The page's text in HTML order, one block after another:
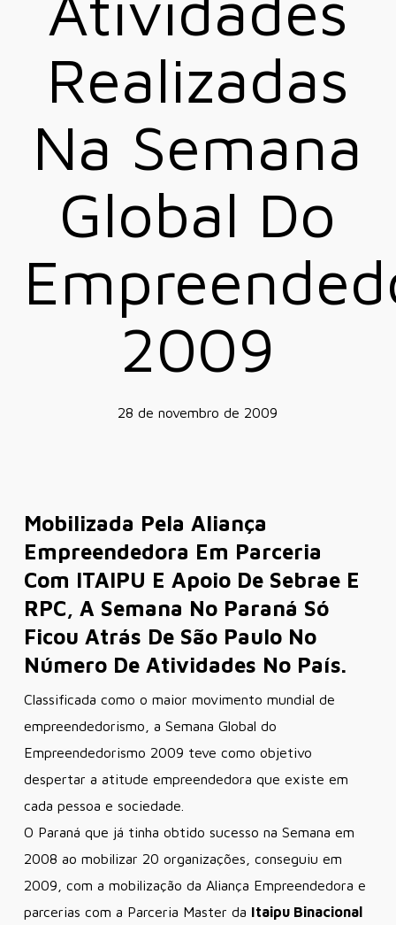
Realizadas
Na Semana
Global Do
2009
28 de novembro de 2009
Mobilizada Pela Aliança
Empreendedora Em Parceria
Com ITAIPU E Apoio De Sebrae E
RPC, A Semana No Paraná Só
Ficou Atrás De São Paulo No
Número De Atividades No País.
Classificada como o maior movimento mundial de
empreendedorismo, a Semana Global do
Empreendedorismo 2009 teve como objetivo
despertar a atitude empreendedora que existe em
cada pessoa e sociedade.
O Paraná que já tinha obtido sucesso na Semana em
2008 ao mobilizar 20 organizações, conseguiu em
2009, com a mobilização da Aliança Empreendedora e
parcerias com a Parceria Master da Itaipu Binacional